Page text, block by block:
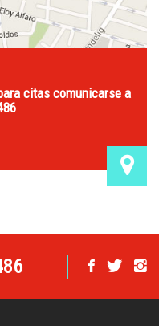
citas comunicarse a